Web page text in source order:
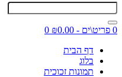
0 פריט\ים - ₪0.00
0
דף הבית
בלוג
תמונות זכוכית